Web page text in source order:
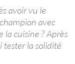
avoir vu le
avec
cuisine ? Après
tester la solidité